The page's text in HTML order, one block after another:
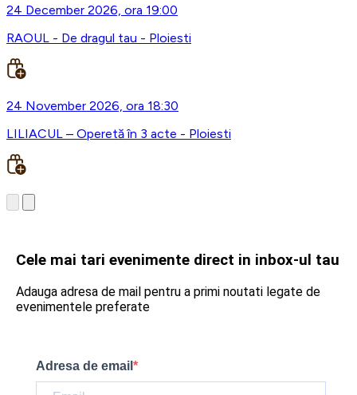
24 December 2026, ora 19:00
RAOUL - De dragul tau - Ploiesti
24 November 2026, ora 18:30
LILIACUL – Operetă în 3 acte - Ploiesti
Cele mai tari evenimente direct in inbox-ul tau
Adauga adresa de mail pentru a primi noutati legate de
evenimentele preferate
Adresa de email